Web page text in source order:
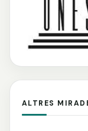
ALTRES